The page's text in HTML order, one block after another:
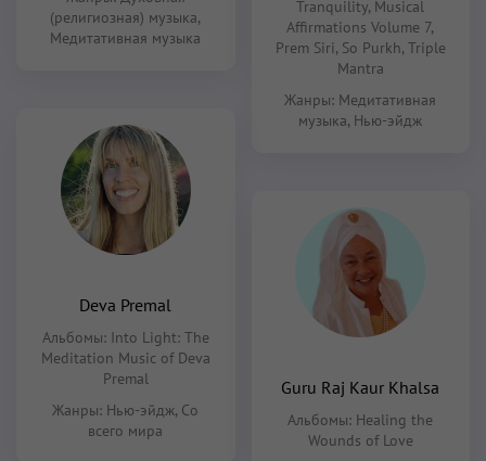
(религиозная) музыка,
Медитативная музыка
Tranquility, Musical
Affirmations Volume 7,
Prem Siri, So Purkh, Triple
Mantra
Жанры: Медитативная
музыка, Нью-эйдж
Deva Premal
Альбомы: Into Light: The
Meditation Music of Deva
Premal
Жанры: Нью-эйдж, Со
всего мира
Guru Raj Kaur Khalsa
Альбомы: Healing the
Wounds of Love